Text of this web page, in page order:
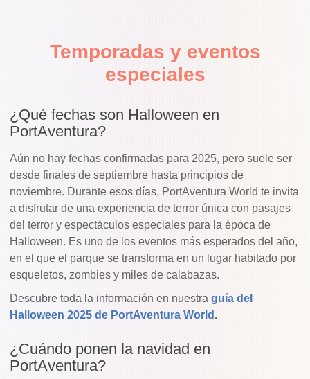
Temporadas y eventos
especiales
¿Qué fechas son Halloween en
PortAventura?
Aún no hay fechas confirmadas para 2025, pero suele ser
desde finales de septiembre hasta principios de
noviembre. Durante esos días, PortAventura World te invita
a disfrutar de una experiencia de terror única con pasajes
del terror y espectáculos especiales para la época de
Halloween. Es uno de los eventos más esperados del año,
en el que el parque se transforma en un lugar habitado por
esqueletos, zombies y miles de calabazas.
Descubre toda la información en nuestra guía del
Halloween 2025 de PortAventura World .
¿Cuándo ponen la navidad en
PortAventura?